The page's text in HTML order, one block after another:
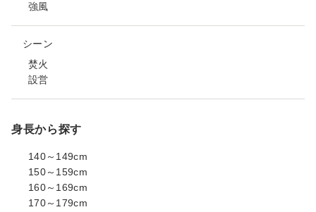
強風
シーン
焚火
設営
身長から探す
140～149cm
150～159cm
160～169cm
170～179cm